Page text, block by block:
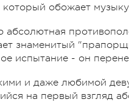
который обожает
абсолютная
знаменитый
испытание - он
и даже любимой
на первый взгляд